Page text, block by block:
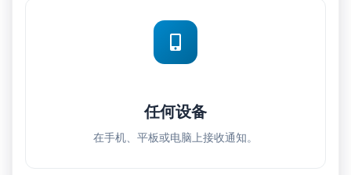
任何设备
在手机、平板或电脑上接收通知。